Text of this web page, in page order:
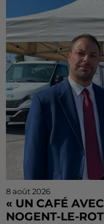
8 août 2026
« UN CAFÉ
NOGENT-LE-